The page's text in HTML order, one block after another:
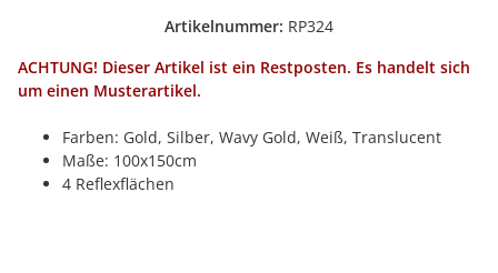
Artikelnummer: RP324
ACHTUNG! Dieser Artikel ist ein Restposten. Es handelt sich
um einen Musterartikel.
Farben: Gold, Silber, Wavy Gold, Weiß, Translucent
Maße: 100x150cm
4 Reflexflächen